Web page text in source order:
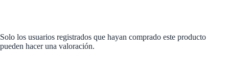
Solo los usuarios registrados que hayan comprado este producto
pueden hacer una valoración.